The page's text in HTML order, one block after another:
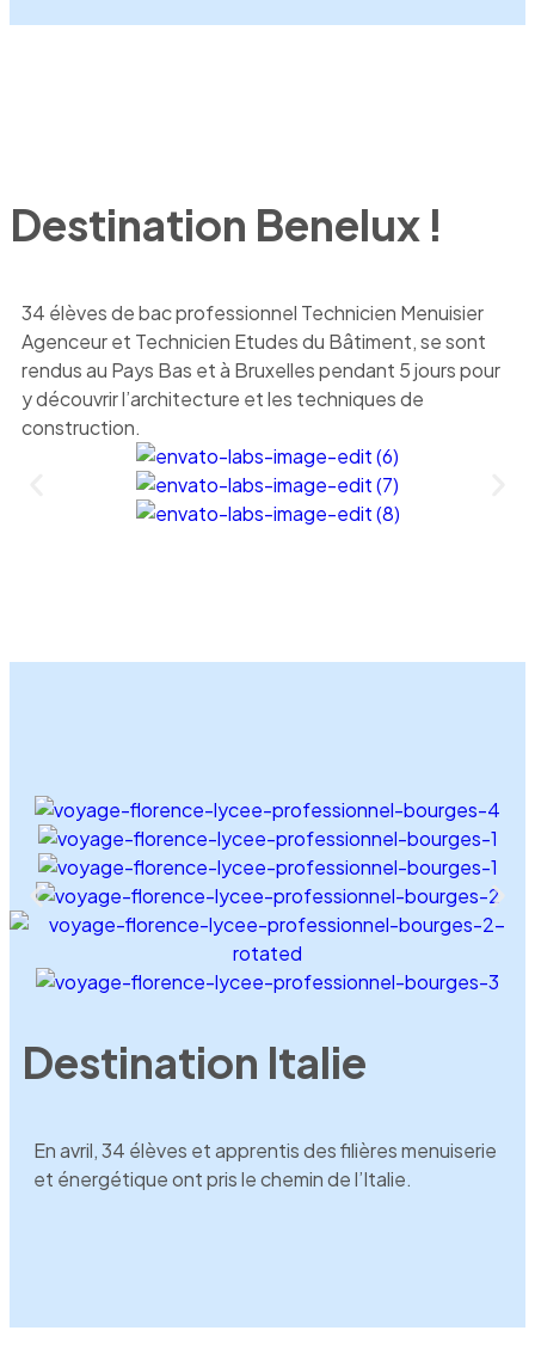
Destination Benelux !
34 élèves de bac professionnel Technicien Menuisier
Agenceur et Technicien Etudes du Bâtiment, se sont
rendus au Pays Bas et à Bruxelles pendant 5 jours pour
y découvrir l’architecture et les techniques de
construction.
Destination Italie
En avril, 34 élèves et apprentis des filières menuiserie
et énergétique ont pris le chemin de l’Italie.